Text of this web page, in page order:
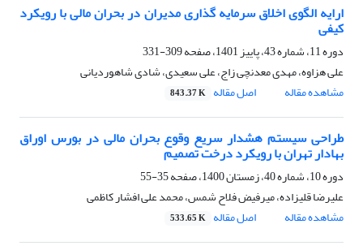
ارایه الگوی اخلاق سرمایه گذاری مدیران در بحران مالی با رویکرد
کیفی
دوره 11، شماره 43، پاییز 1401، صفحه
309-331
علی هزاوه، مهدی معدنچی زاج، علی سعیدی، شادی شاهوردیانی
مشاهده مقاله
اصل مقاله 843.37 K
طراحی سیستم هشدار سریع وقوع بحران مالی در بورس اوراق
بهادار تهران با رویکرد درخت تصمیم
دوره 10، شماره 40، زمستان 1400، صفحه
35-55
علیرضا قلیزاده، میرفیض فلاح شمس، محمد علی افشار کاظمی
مشاهده مقاله
اصل مقاله 533.65 K